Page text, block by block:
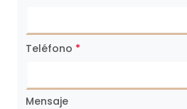
Teléfono *
Mensaje